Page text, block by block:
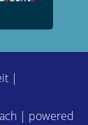
|
| powered